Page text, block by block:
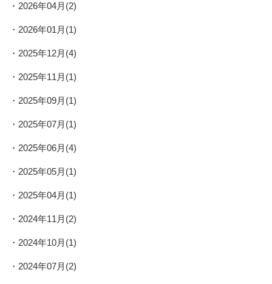
2026年04月(2)
2026年01月(1)
2025年12月(4)
2025年11月(1)
2025年09月(1)
2025年07月(1)
2025年06月(4)
2025年05月(1)
2025年04月(1)
2024年11月(2)
2024年10月(1)
2024年07月(2)